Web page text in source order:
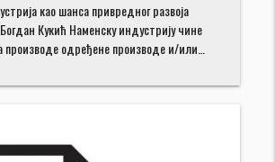
као шанса привредног развоја
Кукић Наменску индустрију чине
производе одређене производе и/или…